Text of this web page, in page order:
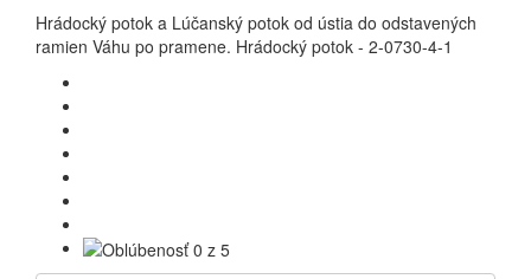
Hrádocký potok a Lúčanský potok od ústia do odstavených
ramien Váhu po pramene. Hrádocký potok - 2-0730-4-1